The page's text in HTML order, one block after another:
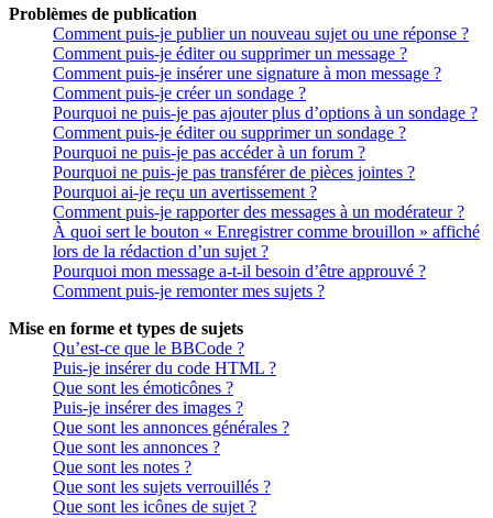
Problèmes de publication
Comment puis-je publier un nouveau sujet ou une réponse ?
Comment puis-je éditer ou supprimer un message ?
Comment puis-je insérer une signature à mon message ?
Comment puis-je créer un sondage ?
Pourquoi ne puis-je pas ajouter plus d’options à un sondage ?
Comment puis-je éditer ou supprimer un sondage ?
Pourquoi ne puis-je pas accéder à un forum ?
Pourquoi ne puis-je pas transférer de pièces jointes ?
Pourquoi ai-je reçu un avertissement ?
Comment puis-je rapporter des messages à un modérateur ?
À quoi sert le bouton « Enregistrer comme brouillon » affiché
lors de la rédaction d’un sujet ?
Pourquoi mon message a-t-il besoin d’être approuvé ?
Comment puis-je remonter mes sujets ?
Mise en forme et types de sujets
Qu’est-ce que le BBCode ?
Puis-je insérer du code HTML ?
Que sont les émoticônes ?
Puis-je insérer des images ?
Que sont les annonces générales ?
Que sont les annonces ?
Que sont les notes ?
Que sont les sujets verrouillés ?
Que sont les icônes de sujet ?